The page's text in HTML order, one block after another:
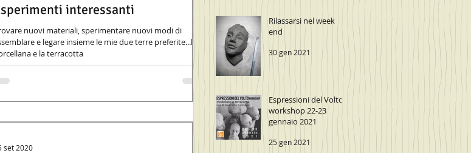
interessanti
nuovi materiali, sperimentare nuovi modi di
e legare insieme le mie due terre preferite...la
e la terracotta
set 2020
Rilassarsi nel week
end
30 gen 2021
Espressioni del Volto
workshop 22-23
gennaio 2021
25 gen 2021